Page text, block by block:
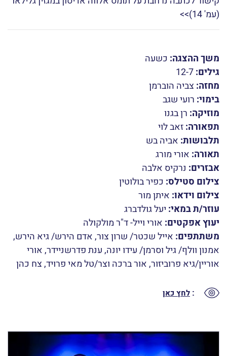
אדיסון>>22.12.14
קישור לכתבה נרחבת על תומס אלווה אדיסון במגזין גלילאו
(עמ' 14)>>
משך ההצגה:
גילים: 12-7
מחזה: צביה הוברמן
בימוי:רועי שגב
מוזיקה:רן בגנו
תפאורה: זאב לוי
תלבושות: אביה בש
תאורה:אורי מורג
אבזרים:נרקיס אלבה
צילום סטילס:כפיר בולוטין
צילום וידאו:איתן מור
עוזר/ת במאי:יעל גולדברג
יעוץ אפקטים: אורי וייל- ד"ר מולקולה
משתתפים:אייל שכטר/ שרון צור, אדם הירש/ גיא הירש,
אמנון וולף/ גיל וסרמן/ עידו יונה, ענת פדרשניידר, אורי